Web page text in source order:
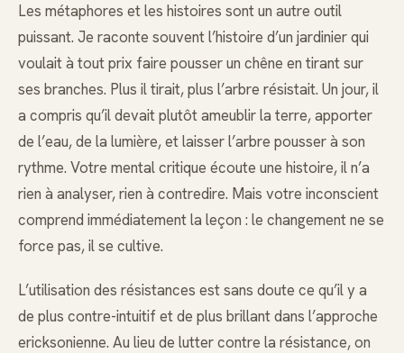
Les métaphores et les histoires sont un autre outil
puissant. Je raconte souvent l’histoire d’un jardinier qui
voulait à tout prix faire pousser un chêne en tirant sur
ses branches. Plus il tirait, plus l’arbre résistait. Un jour, il
a compris qu’il devait plutôt ameublir la terre, apporter
de l’eau, de la lumière, et laisser l’arbre pousser à son
rythme. Votre mental critique écoute une histoire, il n’a
rien à analyser, rien à contredire. Mais votre inconscient
comprend immédiatement la leçon : le changement ne se
force pas, il se cultive.
L’utilisation des résistances est sans doute ce qu’il y a
de plus contre-intuitif et de plus brillant dans l’approche
ericksonienne. Au lieu de lutter contre la résistance, on